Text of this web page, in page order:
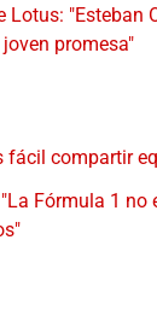
Lotus: "Esteban
promesa"
fácil compartir
Fórmula 1 no